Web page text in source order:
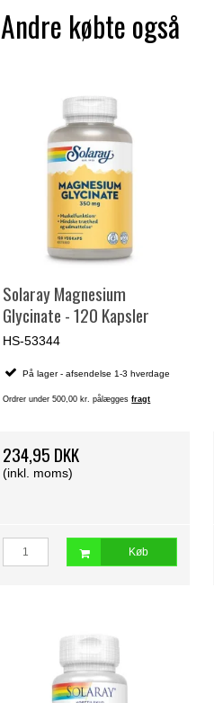
Andre købte også
Solaray Magnesium
Glycinate - 120 Kapsler
HS-53344
På lager - afsendelse 1-3 hverdage
Ordrer under 500,00 kr. pålæggesfragt
234,95 DKK
(inkl. moms)
Køb